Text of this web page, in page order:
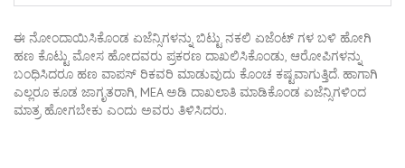
ಈ ನೋಂದಾಯಿಸಿಕೊಂಡ ಏಜೆನ್ಸಿಗಳನ್ನು ಬಿಟ್ಟು ನಕಲಿ ಏಜೆಂಟ್ ಗಳ ಬಳಿ ಹೋಗಿ
ಹಣ ಕೊಟ್ಟು ಮೋಸ ಹೋದವರು ಪ್ರಕರಣ ದಾಖಲಿಸಿಕೊಂಡು, ಆರೋಪಿಗಳನ್ನು
ಬಂಧಿಸಿದರೂ ಹಣ ವಾಪಸ್ ರಿಕವರಿ ಮಾಡುವುದು ಕೊಂಚ ಕಷ್ಟವಾಗುತ್ತಿದೆ. ಹಾಗಾಗಿ
ಎಲ್ಲರೂ ಕೂಡ ಜಾಗೃತರಾಗಿ, MEA ಅಡಿ ದಾಖಲಾತಿ ಮಾಡಿಕೊಂಡ ಏಜೆನ್ಸಿಗಳಿಂದ
ಮಾತ್ರ ಹೋಗಬೇಕು ಎಂದು ಅವರು ತಿಳಿಸಿದರು.